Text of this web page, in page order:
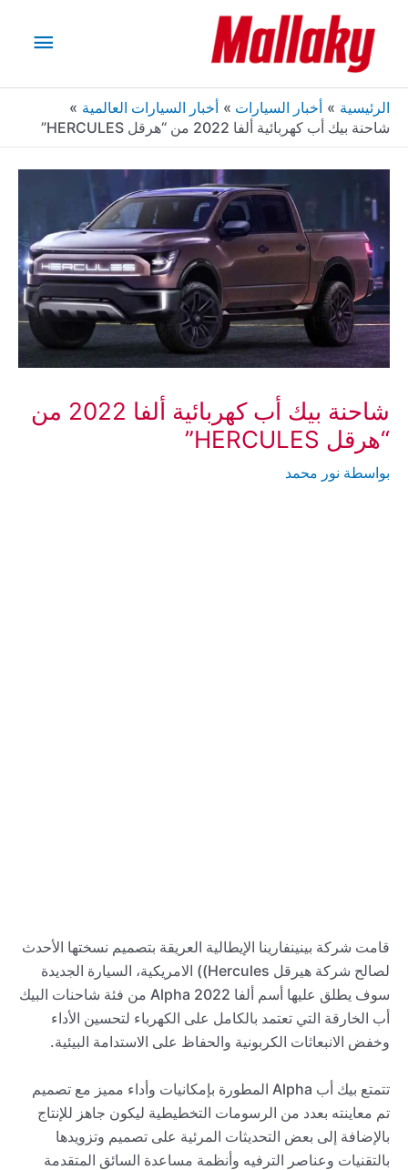
المحتوى
الرئيسية أخبار السيارات
أخبار السيارات العالمية
شاحنة بيك أب كهربائية ألفا 2022 من “هرقل HERCULES”
شاحنة بيك أب كهربائية ألفا 2022 من
“هرقل HERCULES”
بواسطة نور محمد
قامت شركة بينينفارينا الإيطالية العريقة بتصميم نسختها الأحدث
لصالح شركة هيرقل Hercules)) الامريكية، السيارة الجديدة
سوف يطلق عليها أسم ألفا 2022 Alpha من فئة شاحنات البيك
أب الخارقة التي تعتمد بالكامل على الكهرباء لتحسين الأداء
وخفض الانبعاثات الكربونية والحفاظ على الاستدامة البيئية.
تتمتع بيك أب Alpha المطورة بإمكانيات وأداء مميز مع تصميم
تم معاينته بعدد من الرسومات التخطيطية ليكون جاهز للإنتاج
بالإضافة إلى بعض التحديثات المرئية على تصميم وتزويدها
بالتقنيات وعناصر الترفيه وأنظمة مساعدة السائق المتقدمة